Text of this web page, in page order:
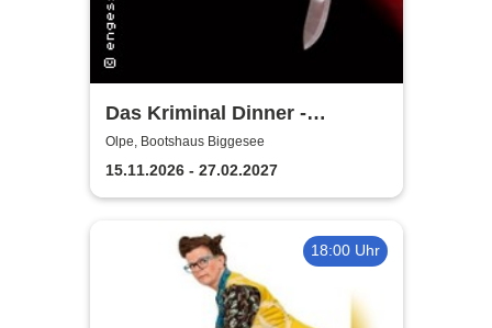
Das Kriminal Dinner -
Sherlock Holmes
Olpe, Bootshaus Biggesee
15.11.2026 - 27.02.2027
18:00 Uhr